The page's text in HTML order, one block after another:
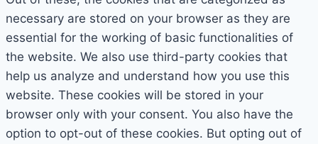
necessary are stored on your browser as they are
essential for the working of basic functionalities of
the website. We also use third-party cookies that
help us analyze and understand how you use this
website. These cookies will be stored in your
browser only with your consent. You also have the
option to opt-out of these cookies. But opting out of